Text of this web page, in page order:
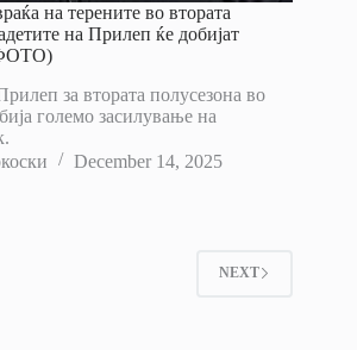
на терените во втората
на Прилеп ќе добијат
за втората полусезона во
големо засилување на
December 14, 2025
NEXT